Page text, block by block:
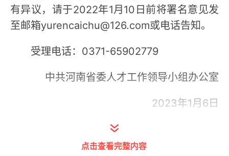
有异议，请于2022年1月10日前将署名意见发
至邮箱yurencaichu@126.com或电话告知。
受理电话：0371-65902779
中共河南省委人才工作领导小组办公室
2023年1月6日
2022年度“中原英才计划（育才系列）”拟入选
人员名单
点击查看完整内容